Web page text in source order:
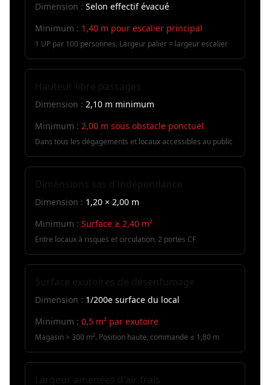
Dimension : Selon effectif évacué
Minimum : 1,40 m pour escalier principal
1 UP par 100 personnes. Largeur palier = largeur escalier
Dimension : 2,10 m minimum
Minimum : 2,00 m sous obstacle ponctuel
Dans tous les dégagements et locaux accessibles au public
Dimension : 1,20 × 2,00 m
Minimum : Surface ≥ 2,40 m²
Entre locaux à risques et circulation. 2 portes CF
Dimension : 1/200e surface du local
Minimum : 0,5 m² par exutoire
Magasin > 300 m². Position haute, commande ≤ 1,80 m